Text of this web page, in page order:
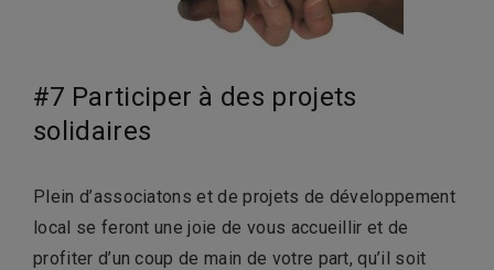
#7 Participer à des projets
solidaires
Plein d’associatons et de projets de développement
local se feront une joie de vous accueillir et de
profiter d’un coup de main de votre part, qu’il soit